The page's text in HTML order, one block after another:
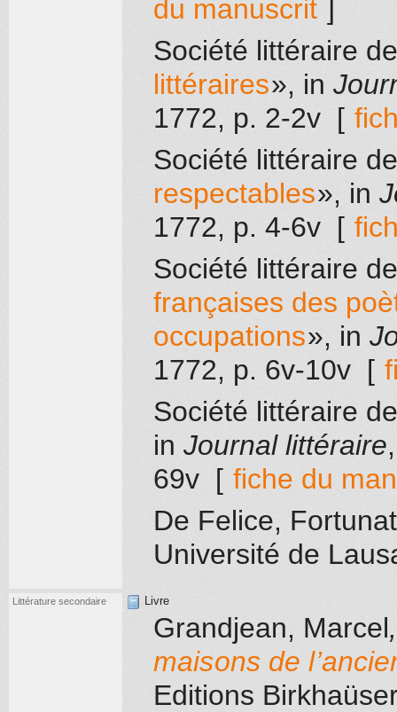
du manuscrit
Société littéraire
littéraires», in
1772, p. 2-2v [
Société littéraire
respectables», in
1772, p. 4-6v [
Société littéraire
françaises des
occupations», in
1772, p. 6v-10v [
Société littéraire
in Journal littéraire
69v [ fiche du
De Felice,
Université de
Littérature secondaire Livre
Grandjean, Marcel
maisons de
Editions Birkhaüser